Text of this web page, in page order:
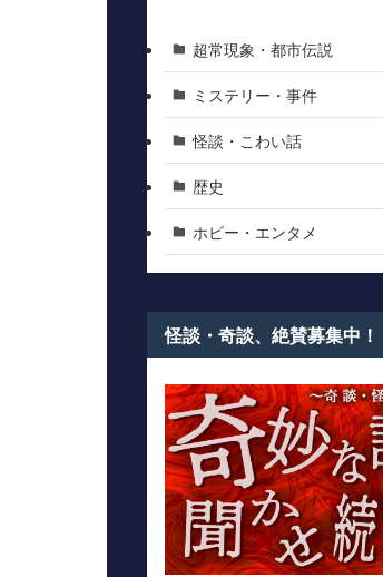
超常現象・都市伝説
ミステリー・事件
怪談・こわい話
歴史
ホビー・エンタメ
怪談・奇談、絶賛募集中！